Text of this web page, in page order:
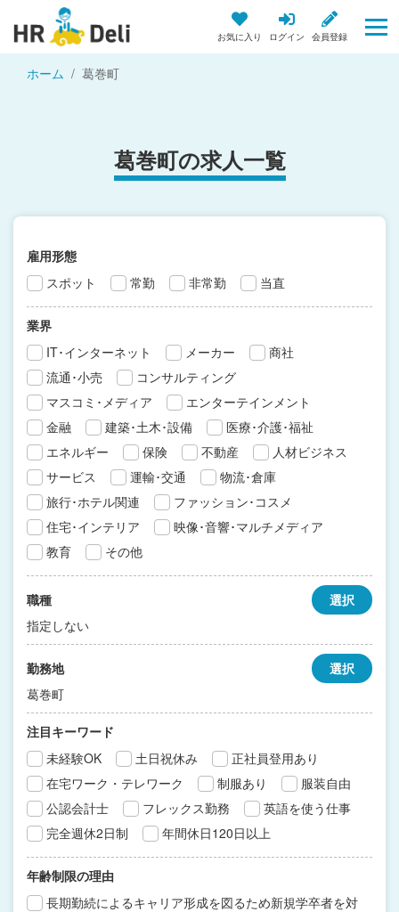
お気に入り ログイン 会員登録
ホーム 葛巻町
葛巻町の求人一覧
雇用形態
スポット
常勤 非常勤 当直
業界
IT･インターネット
メーカー
商社
流通･小売
コンサルティング
マスコミ･メディア
エンターテインメント
金融
建築･土木･設備
医療･介護･福祉
エネルギー
保険 不動産
人材ビジネス
サービス
運輸･交通
物流･倉庫
旅行･ホテル関連
ファッション･コスメ
住宅･インテリア
映像･音響･マルチメディア
教育
その他
職種
指定しない
選択
勤務地
葛巻町
選択
注目キーワード
未経験OK
土日祝休み
正社員登用あり
在宅ワーク・テレワーク
制服あり
服装自由
公認会計士
フレックス勤務
英語を使う仕事
完全週休2日制
年間休日120日以上
年齢制限の理由
長期勤続によるキャリア形成を図るため新規学卒者を対